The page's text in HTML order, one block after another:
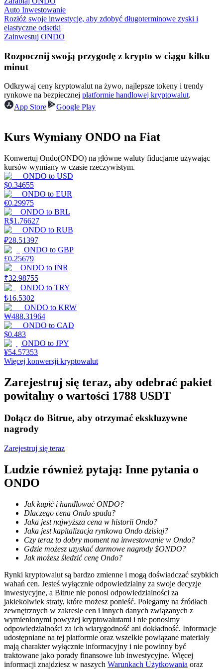
Zarabiać
Mocna Świnka
Codziennie zdobywaj konkurencyjne nagrody
Stawianie
Wysokie zyski i natychmiastowy dostęp
Launchpool
Elastyczne stawianie zakładów, aby zarabiać na popularnych
tokenach
Blokady BTR
Ekskluzywne inwestycje dla posiadaczy BTR
Pożyczki
Usługa pożyczek wspieranych kryptowalutami
Auto Inwestowanie
Rozłóż swoje inwestycje, aby zdobyć długoterminowe zyski i
elastyczne odsetki
Zainwestuj ONDO
Rozpocznij swoją przygodę z krypto w ciągu kilku
minut
Odkrywaj ceny kryptowalut na żywo, najlepsze tokeny i trendy
rynkowe na bezpiecznej platformie handlowej kryptowalut.
App Store
Google Play
Kurs Wymiany ONDO na Fiat
Konwertuj Ondo(ONDO) na główne waluty fiducjarne używając
kursów wymiany w czasie rzeczywistym.
ONDO to USD
$0.34655
ONDO to EUR
€0.29975
ONDO to BRL
R$1.76627
ONDO to RUB
₽28.51397
ONDO to GBP
£0.25679
ONDO to INR
₹32.98755
ONDO to TRY
₺16.5302
ONDO to KRW
₩488.31964
ONDO to CAD
$0.483
ONDO to JPY
¥54.57353
Więcej konwersji kryptowalut
Zarejestruj się teraz, aby odebrać pakiet
powitalny o wartości 1788 USDT
Dołącz do Bitrue, aby otrzymać ekskluzywne
nagrody
Zarejestruj się teraz
Ludzie również pytają: Inne pytania o
ONDO
Jak kupić i handlować ONDO?
Dlaczego cena Ondo spada?
Jaka jest najwyższa cena w historii Ondo?
Jaka jest kapitalizacja rynkowa Ondo dzisiaj?
Czy teraz to dobry moment na inwestowanie w Ondo?
Gdzie możesz uzyskać darmowe nagrody $ONDO?
Jak możesz śledzić cenę Ondo?
Rynki kryptowalut są bardzo zmienne i mogą doświadczać szybkich
wahań cen. Jesteś wyłącznie odpowiedzialny za swoje decyzje
inwestycyjne, a Bitrue nie ponosi odpowiedzialności za
jakiekolwiek straty, które możesz ponieść. Polegamy na źródłach
zewnętrznych w zakresie cen i innych danych związanych z
wymienionymi powyżej kryptowalutami i nie ponosimy
odpowiedzialności za ich wiarygodność ani dokładność. Informacje
udostępniane na tej platformie oraz wszelkie powiązane materiały
mają charakter wyłącznie informacyjny i nie powinny być
traktowane jako porady finansowe lub inwestycyjne. Więcej
informacji znajdziesz w naszych Warunkach Użytkowania oraz